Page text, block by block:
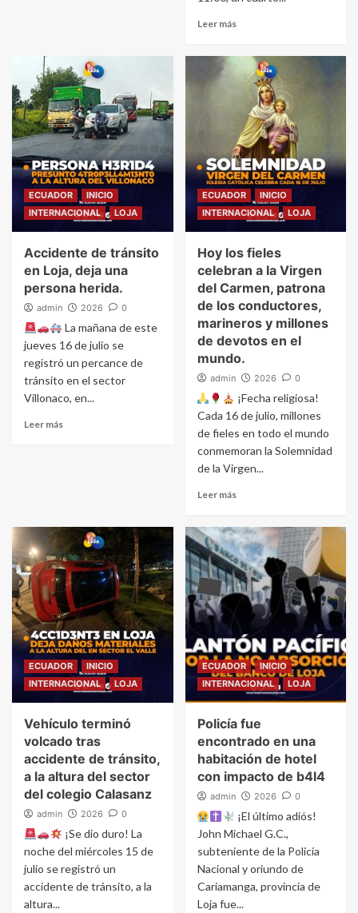
Leer más
ECUADOR
INICIO
INTERNACIONAL
LOJA
Accidente de tránsito
en Loja, deja una
persona herida.
admin 2026 0
La mañana de este
jueves 16 de julio se
registró un percance de
tránsito en el sector
Villonaco, en...
Leer más
ECUADOR
INICIO
INTERNACIONAL
LOJA
Hoy los fieles
celebran a la Virgen
del Carmen, patrona
de los conductores,
marineros y millones
de devotos en el
mundo.
admin 2026 0
¡Fecha religiosa!
Cada 16 de julio, millones
de fieles en todo el mundo
conmemoran la Solemnidad
de la Virgen...
Leer más
ECUADOR
INICIO
INTERNACIONAL
LOJA
Vehículo terminó
volcado tras
accidente de tránsito,
a la altura del sector
del colegio Calasanz
admin 2026 0
¡Se dio duro! La
noche del miércoles 15 de
julio se registró un
accidente de tránsito, a la
altura...
ECUADOR
INICIO
INTERNACIONAL
LOJA
Policía fue
encontrado en una
habitación de hotel
con impacto de b4l4
admin 2026 0
¡El último adiós!
John Michael G.C.,
subteniente de la Policía
Nacional y oriundo de
Cariamanga, provincia de
Loja fue...